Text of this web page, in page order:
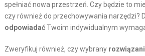
spełniać nowa przestrzeń. Czy będzie to
czy również do przechowywania narzędzi?
odpowiadaćTwoim indywidualnym
Zweryfikuj również, czy wybrany